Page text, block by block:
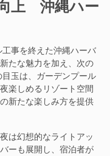
上 沖縄ハー
事を終えた沖縄ハーバ
たな魅力を加え、次の
玉は、ガーデンプール
楽しめるリゾート空間
新たな楽しみ方を提供
は幻想的なライトアッ
ーも展開し、宿泊者が